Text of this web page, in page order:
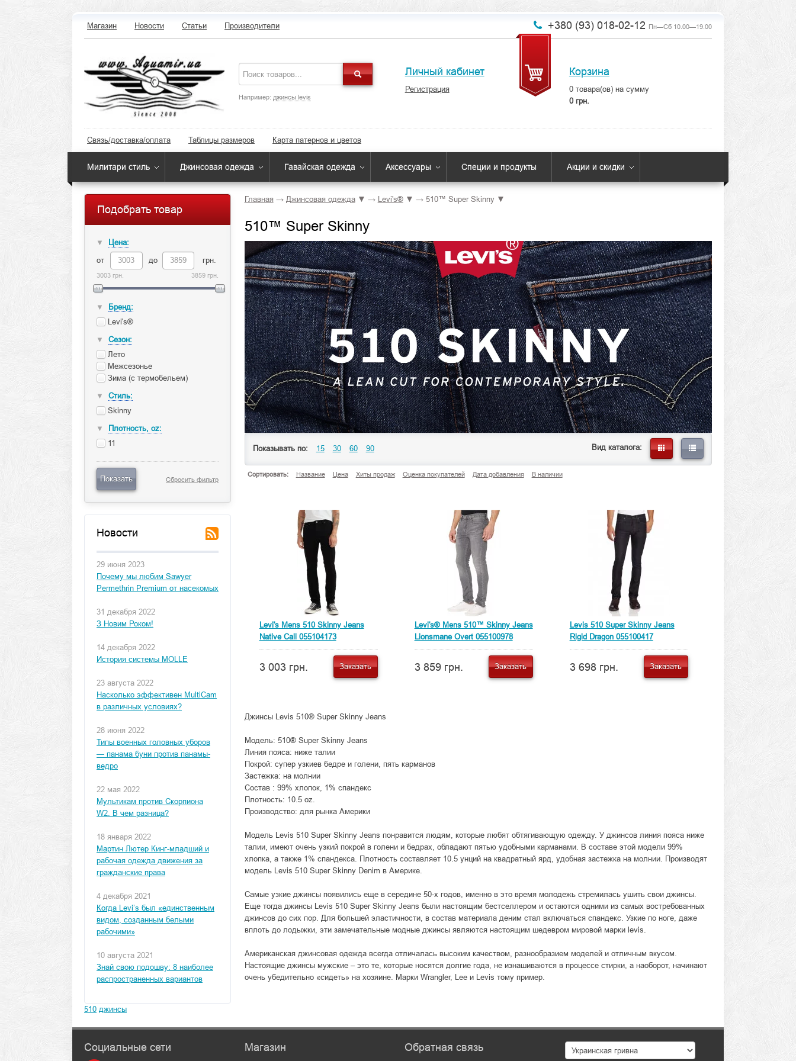
Магазин Новости Статьи Производители +380 (93) 018-02-12 Пн—Сб 10.00—19.00
Например: джинсы levis
Личный кабинет
Регистрация
Корзина
0товара(ов) на сумму
0 грн.
Связь/доставка/оплата Таблицы размеров Карта патернов и цветов
Милитари стиль Джинсовая одежда Гавайская одежда Аксессуары Специи и продукты Акции и скидки
Подобрать товар
▼
Цена:
от
до грн.
3003 грн. 3859 грн.
▼
Бренд:
Levi's®
▼
Сезон:
Лето
Межсезонье
Зима (с термобельем)
▼
Стиль:
Skinny
▼
Плотность, oz:
11
Показать Сбросить фильтр
Новости
29 июня 2023
Почему мы любим Sawyer
Permethrin Premium от насекомых
31 декабря 2022
З Новим Роком!
14 декабря 2022
История системы MOLLE
23 августа 2022
Насколько эффективен MultiCam
в различных условиях?
28 июня 2022
Типы военных головных уборов
— панама буни против панамы-
ведро
22 мая 2022
Мультикам против Скорпиона
W2. В чем разница?
18 января 2022
Мартин Лютер Кинг-младший и
рабочая одежда движения за
гражданские права
4 декабря 2021
Когда Levi’s был «единственным
видом, созданным белыми
рабочими»
10 августа 2021
Знай свою подошву: 8 наиболее
распространенных вариантов
510 джинсы
Главная → Джинсовая одежда ▼ → Levi's® ▼ → 510™ Super Skinny ▼
510™ Super Skinny
Показывать по: 15 30 60 90 Вид каталога:
Сортировать: Название Цена Хиты продаж Оценка покупателей Дата добавления В наличии
Levi's Mens 510 Skinny Jeans
Native Cali 055104173
3 003 грн. Заказать
Levi's® Mens 510™ Skinny Jeans
Lionsmane Overt 055100978
3 859 грн. Заказать
Levis 510 Super Skinny Jeans
Rigid Dragon 055100417
3 698 грн. Заказать
Джинсы Levis 510® Super Skinny Jeans
Модель: 510® Super Skinny Jeans
Линия пояса: ниже талии
Покрой: супер узкиев бедре и голени, пять карманов
Застежка: на молнии
Состав : 99% хлопок, 1% спандекс
Плотность: 10.5 oz.
Производство: для рынка Америки
Модель Levis 510 Super Skinny Jeans понравится людям, которые любят обтягивающую одежду. У джинсов линия пояса ниже
талии, имеют очень узкий покрой в голени и бедрах, обладают пятью удобными карманами. В составе этой модели 99%
хлопка, а также 1% спандекса. Плотность составляет 10.5 унций на квадратный ярд, удобная застежка на молнии. Производят
модель Levis 510 Super Skinny Denim в Америке.
Самые узкие джинсы появились еще в середине 50-х годов, именно в это время молодежь стремилась ушить свои джинсы.
Еще тогда джинсы Levis 510 Super Skinny Jeans были настоящим бестселлером и остаются одними из самых востребованных
джинсов до сих пор. Для большей эластичности, в состав материала деним стал включаться спандекс. Узкие по ноге, даже
вплоть до лодыжки, эти замечательные модные джинсы являются настоящим шедевром мировой марки levis.
Американская джинсовая одежда всегда отличалась высоким качеством, разнообразием моделей и отличным вкусом.
Настоящие джинсы мужские – это те, которые носятся долгие года, не изнашиваются в процессе стирки, а наоборот, начинают
очень убедительно «сидеть» на хозяине. Марки Wrangler, Lee и Levis тому пример.
Социальные сети Магазин Обратная связь